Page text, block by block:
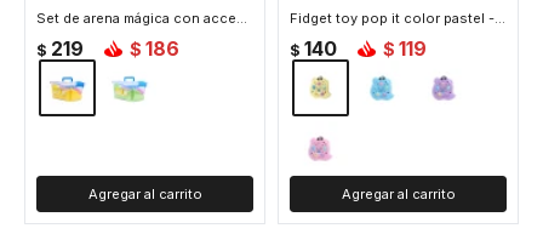
Set de arena mágica con accesorios - Amarillo
$ 219 $ 186
Fidget toy pop it color pastel - Amarillo
$ 140 $ 119